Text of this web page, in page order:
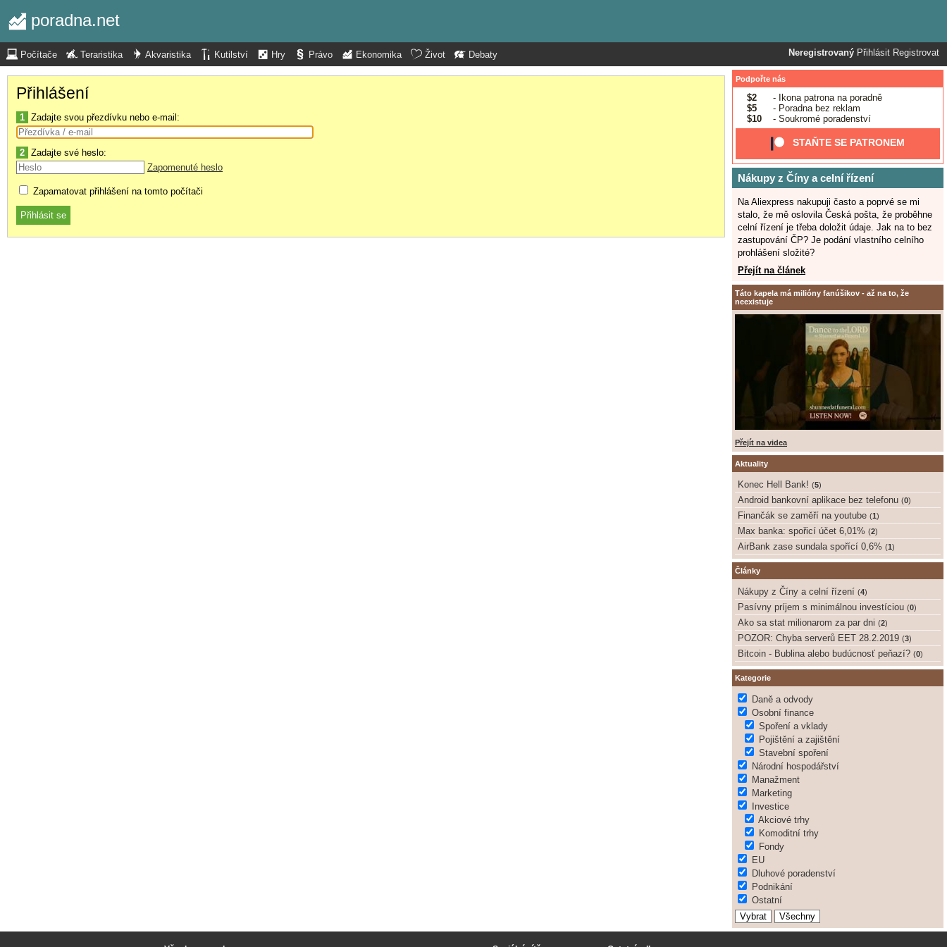
poradna.net
Neregistrovaný Přihlásit Registrovat
Počítače Teraristika Akvaristika Kutilství Hry Právo Ekonomika Život Debaty
Přihlášení
1 Zadajte svou přezdívku nebo e-mail:
2 Zadajte své heslo:
Zapomenuté heslo
Zapamatovat přihlášení na tomto počítači
Podpořte nás
$2
- Ikona patrona na poradně
$5
- Poradna bez reklam
$10
- Soukromé poradenství
STAŇTE SE PATRONEM
Nákupy z Číny a celní řízení
Na Aliexpress nakupuji často a poprvé se mi
stalo, že mě oslovila Česká pošta, že proběhne
celní řízení je třeba doložit údaje. Jak na to bez
zastupování ČP? Je podání vlastního celního
prohlášení složité?
Přejít na článek
Táto kapela má milióny fanúšikov - až na to, že
neexistuje
Přejít na videa
Aktuality
Konec Hell Bank! (5)
Android bankovní aplikace bez telefonu (0)
Finančák se zaměří na youtube (1)
Max banka: spořicí účet 6,01% (2)
AirBank zase sundala spořící 0,6% (1)
Články
Nákupy z Číny a celní řízení (4)
Pasívny príjem s minimálnou investíciou (0)
Ako sa stat milionarom za par dni (2)
POZOR: Chyba serverů EET 28.2.2019 (3)
Bitcoin - Bublina alebo budúcnosť peňazí? (0)
Kategorie
Daně a odvody
Osobní finance
Spoření a vklady
Pojištění a zajištění
Stavební spoření
Národní hospodářství
Manažment
Marketing
Investice
Akciové trhy
Komoditní trhy
Fondy
EU
Dluhové poradenství
Podnikání
Ostatní